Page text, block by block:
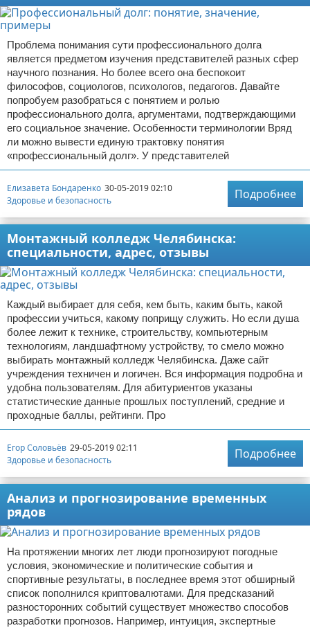
Проблема понимания сути профессионального долга
является предметом изучения представителей разных сфер
научного познания. Но более всего она беспокоит
философов, социологов, психологов, педагогов. Давайте
попробуем разобраться с понятием и ролью
профессионального долга, аргументами, подтверждающими
его социальное значение. Особенности терминологии Вряд
ли можно вывести единую трактовку понятия
«профессиональный долг». У представителей
Елизавета Бондаренко 30-05-2019 02:10
Здоровье и безопасность
Подробнее
Монтажный колледж Челябинска:
специальности, адрес, отзывы
Каждый выбирает для себя, кем быть, каким быть, какой
профессии учиться, какому поприщу служить. Но если душа
более лежит к технике, строительству, компьютерным
технологиям, ландшафтному устройству, то смело можно
выбирать монтажный колледж Челябинска. Даже сайт
учреждения техничен и логичен. Вся информация подробна и
удобна пользователям. Для абитуриентов указаны
статистические данные прошлых поступлений, средние и
проходные баллы, рейтинги. Про
Егор Соловьёв 29-05-2019 02:11
Здоровье и безопасность
Подробнее
Анализ и прогнозирование временных
рядов
На протяжении многих лет люди прогнозируют погодные
условия, экономические и политические события и
спортивные результаты, в последнее время этот обширный
список пополнился криптовалютами. Для предсказаний
разносторонних событий существует множество способов
разработки прогнозов. Например, интуиция, экспертные